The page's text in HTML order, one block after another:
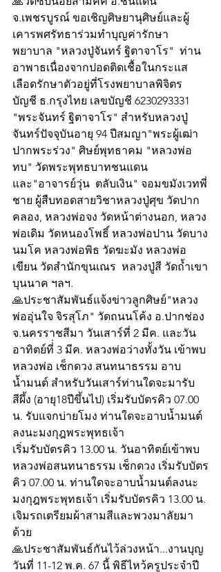
จ.เพชรบูรณ์ ขอเชิญศิษยานุศิษย์และผู้
เคารพศรัทธาร่วมทำบุญค่ารักษา
พยาบาล "หลวงปู่จันทร์ ฐิตาจาโร"  ท่าน
อาพาธเนื่องจากปอดติดเชื้อในกระแส
เลือดรักษาตัวอยู่ที่โรงพยาบาลพิจิตร
บัญชี ธ.​กรุงไทย​ เลขบัญชี 6230293331
"พระจันทร์​ ฐิตาจาโร" สำหรับหลวงปู่
จันทร์ปัจจุบันอายุ 94 ปีสมญา"พระผู้เฒ่า
ปากพระร่วง" ศิษย์พุทธาคม "หลวงพ่อ
ทบ" วัดพระพุทธบาทชนแดน
และ"อาจารย์วุ่น  ตลับเงิน" จอมขมังเวทพี่
ชาย ผู้สืบทอดสายวิชาหลวงปู่ศุข วัดปาก
คลอง, หลวงพ่อจง วัดหน้าต่างนอก, หลวง
พ่อเดิม วัดหนองโพธิ์ หลวงพ่อปาน วัดบาง
นมโค หลวงพ่อพิธ วัดฆะมัง หลวงพ่อ
เขียน วัดสำนักขุนเณร  หลวงปู่สี วัดถ้ำเขา
บุนนาค ฯลฯ.
🙏ประชาสัมพันธ์แจ้งข่าวลูกศิษย์"หลวง
พ่ออุ่นใจ จิรสุโภ" วัดถนนโค้ง อ.ปากช่อง
จ.นครราชสีมา วันเสาร์ที่ 2 มีค. และวัน
อาทิตย์ที่่ 3 มีค. หลวงพ่อว่างทั้งวัน เข้าพบ
หลวงพ่อ เช็กดวง สนทนาธรรม อาบ
น้ำมนต์ สำหรับวันเสาร์ท่านใดจะมารับ
สีผึ้ง (อายุ18ปีขึ้นไป) เริ่มรับบัตรคิว 07.00
น. รับแจกบ่ายโมง ท่านใดจะอาบน้ำมนต์
ลงนะมงกุฎพระพุทธเจ้า
เริ่มรับบัตรคิว 13.00 น. วันอาทิตย์เข้าพบ
หลวงพ่อสนทนาธรรม เช็กดวง เริ่มรับบัตร
คิว 07.00 น. ท่านใดจะอาบน้ำมนต์ลงนะ
มงกุฎพระพุทธเจ้า เริ่มรับบัตรคิว 13.00 น.
เจิมรถเตรียมผ้าสามสีและพวงมาลัยมา
ด้วย
🙏ประชาสัมพันธ์กันไว้ล่วงหน้า...งานบุญ
วันที่ 11-12 พ.ค. 67 นี้ พิธีไหว้ครูประจำปี